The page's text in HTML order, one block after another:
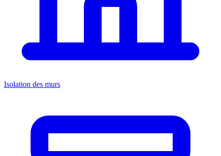
Isolation des murs